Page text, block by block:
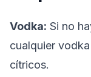
Vodka: Si no
cualquier
cítricos.